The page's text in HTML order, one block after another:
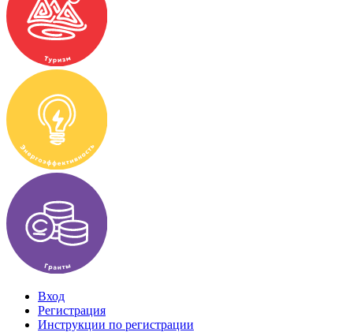
Вход
Регистрация
Инструкции по регистрации